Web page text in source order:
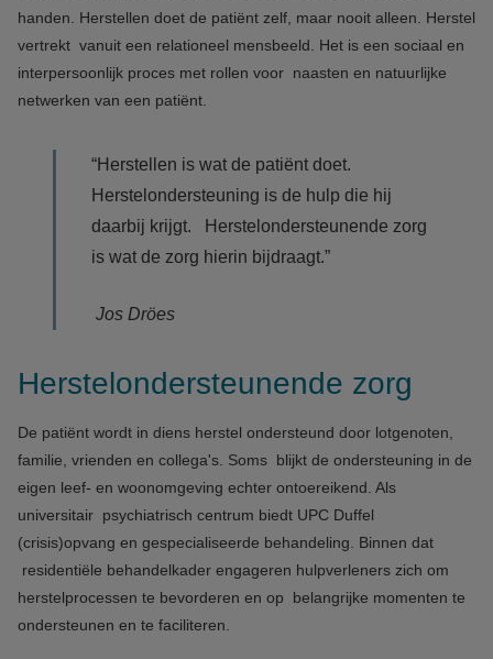
handen. Herstellen doet de patiënt zelf, maar nooit alleen. Herstel
vertrekt vanuit een relationeel mensbeeld. Het is een sociaal en
interpersoonlijk proces met rollen voor naasten en natuurlijke
netwerken van een patiënt.
“Herstellen is wat de patiënt doet.
Herstelondersteuning is de hulp die hij
daarbij krijgt. Herstelondersteunende zorg
is wat de zorg hierin bijdraagt.”
Jos Dröes
Herstelondersteunende zorg
De patiënt wordt in diens herstel ondersteund door lotgenoten,
familie, vrienden en collega's. Soms blijkt de ondersteuning in de
eigen leef- en woonomgeving echter ontoereikend. Als
universitair psychiatrisch centrum biedt UPC Duffel
(crisis)opvang en gespecialiseerde behandeling. Binnen dat
residentiële behandelkader engageren hulpverleners zich om
herstelprocessen te bevorderen en op belangrijke momenten te
ondersteunen en te faciliteren.